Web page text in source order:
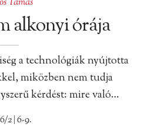
alkonyi órája
a technológiák nyújtotta
miközben nem tudja
kérdést: mire való…
2 | 6-9.